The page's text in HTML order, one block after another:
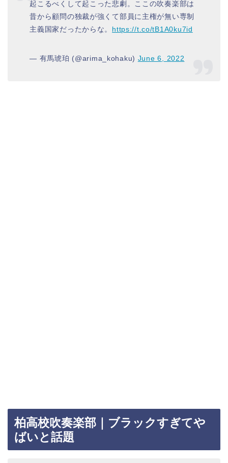
起こるべくして起こった悲劇。ここの吹奏楽部は
昔から顧問の独裁が強くて部員に主権が無い専制
主義国家だったからな。 https://t.co/tB1A0ku7id
— 有馬琥珀 (@arima_kohaku) June 6, 2022
柏高校吹奏楽部｜ブラックすぎてや
ばいと話題